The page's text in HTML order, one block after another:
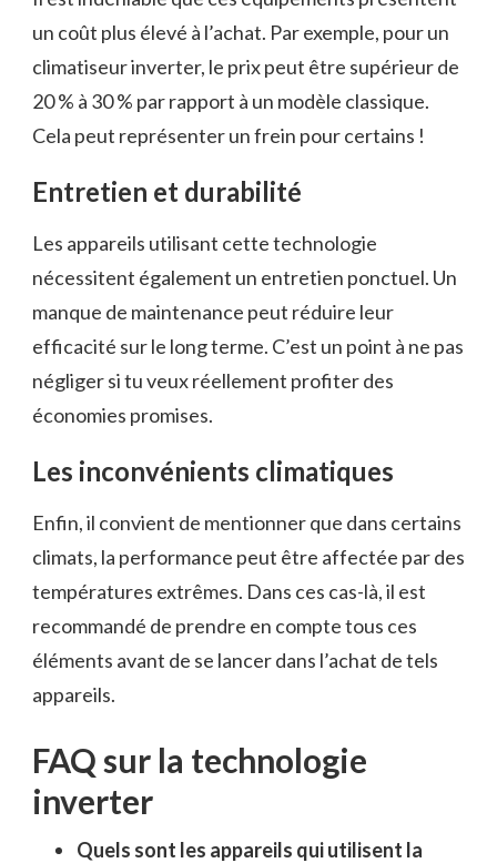
un coût plus élevé à l’achat. Par exemple, pour un
climatiseur inverter, le prix peut être supérieur de
20 % à 30 % par rapport à un modèle classique.
Cela peut représenter un frein pour certains !
Entretien et durabilité
Les appareils utilisant cette technologie
nécessitent également un entretien ponctuel. Un
manque de maintenance peut réduire leur
efficacité sur le long terme. C’est un point à ne pas
négliger si tu veux réellement profiter des
économies promises.
Les inconvénients climatiques
Enfin, il convient de mentionner que dans certains
climats, la performance peut être affectée par des
températures extrêmes. Dans ces cas-là, il est
recommandé de prendre en compte tous ces
éléments avant de se lancer dans l’achat de tels
appareils.
FAQ sur la technologie
inverter
Quels sont les appareils qui utilisent la